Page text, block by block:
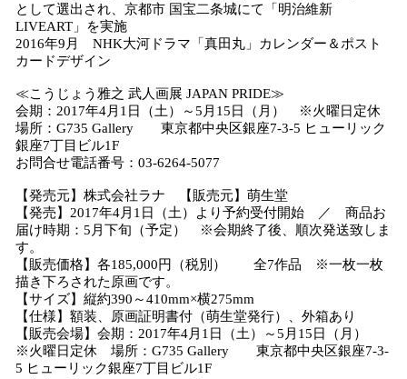
として選出され、京都市 国宝二条城にて「明治維新
LIVEART」を実施
2016年9月 NHK大河ドラマ「真田丸」カレンダー＆ポスト
カードデザイン
≪こうじょう雅之 武人画展 JAPAN PRIDE≫
会期：2017年4月1日（土）～5月15日（月） ※火曜日定休
場所：G735 Gallery 東京都中央区銀座7‐3‐5 ヒューリック
銀座7丁目ビル1F
お問合せ電話番号：03‐6264‐5077
【発売元】株式会社ラナ 【販売元】萌生堂
【発売】2017年4月1日（土）より予約受付開始 ／ 商品お
届け時期：5月下旬（予定） ※会期終了後、順次発送致しま
す。
【販売価格】各185,000円（税別） 全7作品 ※一枚一枚
描き下ろされた原画です。
【サイズ】縦約390～410mm×横275mm
【仕様】額装、原画証明書付（萌生堂発行）、外箱あり
【販売会場】会期：2017年4月1日（土）～5月15日（月）
※火曜日定休 場所：G735 Gallery 東京都中央区銀座7‐3‐
5 ヒューリック銀座7丁目ビル1F